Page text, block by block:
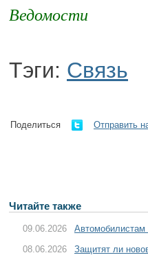
Ведомости
Тэги: Связь
Поделиться Отправить
Читайте также
09.06.2026
Автомобилистам
08.06.2026
Защитят ли